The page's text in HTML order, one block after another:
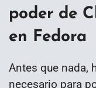
poder de
en Fedora
Antes que nada,
necesario para